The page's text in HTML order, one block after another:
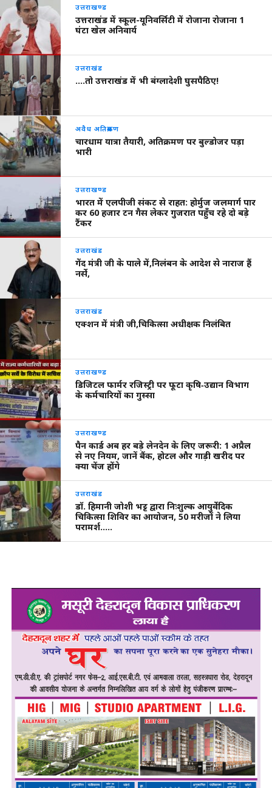
उत्तराखण्ड
उत्तराखंड में स्कूल-यूनिवर्सिटी में रोजाना रोजाना 1
घंटा खेल अनिवार्य
उत्तराखंड
….तो उत्तराखंड में भी बंग्लादेशी घुसपैठिए!
अवैध अतिक्रमण
चारधाम यात्रा तैयारी, अतिक्रमण पर बुल्डोजर पड़ा
भारी
उत्तराखण्ड
भारत में एलपीजी संकट से राहत: होर्मुज जलमार्ग पार
कर 60 हजार टन गैस लेकर गुजरात पहुँच रहे दो बड़े
टैंकर
उत्तराखंड
गेंद मंत्री जी के पाले में,निलंबन के आदेश से नाराज हैं
नर्से,
उत्तराखंड
एक्शन में मंत्री जी,चिकित्सा अधीक्षक निलंबित
उत्तराखण्ड
डिजिटल फार्मर रजिस्ट्री पर फूटा कृषि‑उद्यान विभाग
के कर्मचारियों का गुस्सा
उत्तराखण्ड
पैन कार्ड अब हर बड़े लेनदेन के लिए जरूरी: 1 अप्रैल
से नए नियम, जानें बैंक, होटल और गाड़ी खरीद पर
क्या चेंज होंगे
उत्तराखंड
डॉ. हिमानी जोशी भट्ट द्वारा निःशुल्क आयुर्वेदिक
चिकित्सा शिविर का आयोजन, 50 मरीजों ने लिया
परामर्श…..